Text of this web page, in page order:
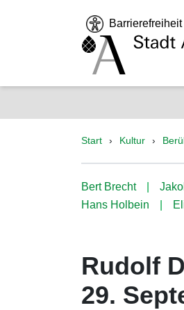
Barrierefreiheit
Start Kultur
Bert Brecht
Hans Holbein
Rudolf
29.